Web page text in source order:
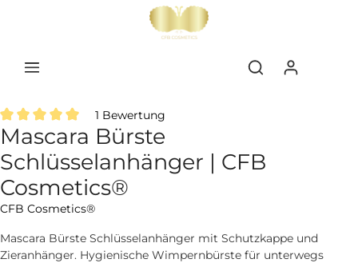
Durchschnittliche Bewertung von 5 von 5 Sternen
1 Bewertung
Mascara Bürste
Schlüsselanhänger | CFB
Cosmetics®
CFB Cosmetics®
Mascara Bürste Schlüsselanhänger mit Schutzkappe und
Zieranhänger. Hygienische Wimpernbürste für unterwegs